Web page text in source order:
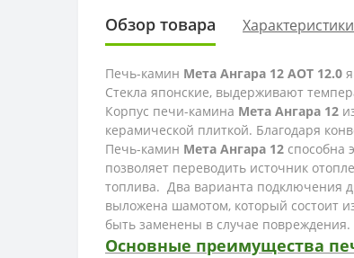
Обзор товара Характеристики
Печь-камин Мета Ангара 12 АОТ 12.0
Стекла японские, выдерживают
Корпус печи-камина Мета Ангара 12
керамической плиткой. Благодаря
Печь-камин Мета Ангара 12 способна
позволяет переводить источник
топлива. Два варианта подключения
выложена шамотом, который состоит
быть заменены в случае повреждения.
Основные преимущества